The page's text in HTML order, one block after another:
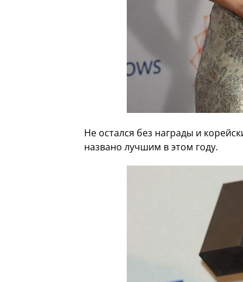
Не остался без награды и
названо лучшим в этом году.